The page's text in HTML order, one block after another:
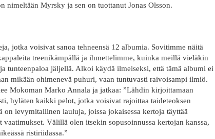
nimeltään Myrsky ja sen on tuottanut Jonas Olsson.
jotka voisivat sanoa tehneensä 12 albumia. Sovitimme näitä
treenikämpällä ja ihmettelimme, kuinka meillä vieläkin
tunteenpaloa jäljellä. Alkoi käydä ilmeiseksi, että tämä albumi ei
mikään ohimenevä puhuri, vaan tuntuvasti raivoisampi ilmiö.
Mokoman Marko Annala ja jatkaa: ”Lähdin kirjoittamaan
hyläten kaikki pelot, jotka voisivat rajoittaa taideteoksen
levymitallinen lauluja, joissa jokaisessa kertoja täyttää
vaatimukset. Välillä olen itsekin sopusoinnussa kertojan kanssa,
ristiriidassa.”